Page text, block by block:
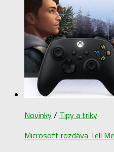
Novinky/ Tipy a triky
Microsoft rozdáva Tell